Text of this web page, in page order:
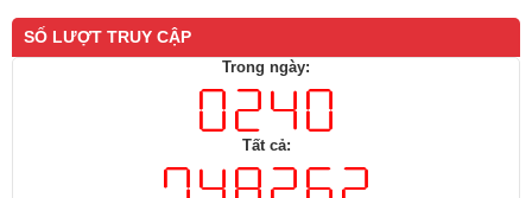
SỐ LƯỢT TRUY CẬP
Trong ngày:
Tất cả: